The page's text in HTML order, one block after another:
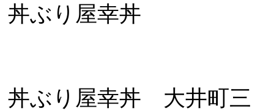
丼ぶり屋幸丼
丼ぶり屋幸丼 大井町三